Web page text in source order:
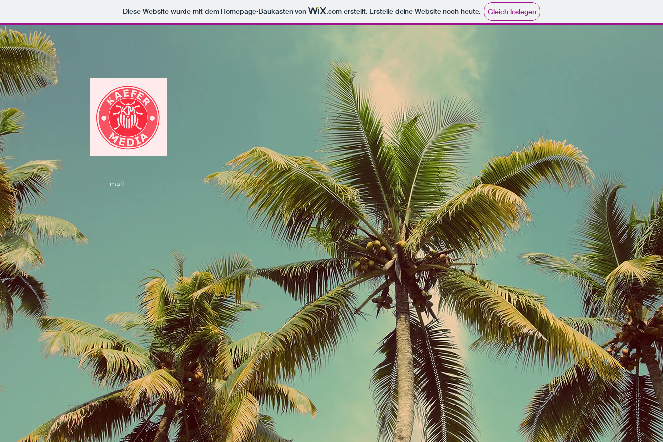
Diese Website wurde mit dem Homepage-Baukasten von .com erstellt. Erstelle deine Website noch heute. Gleich loslegen
mail